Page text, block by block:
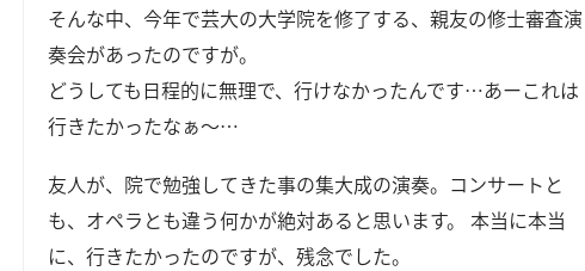
そんな中、今年で芸大の大学院を修了する、親友の修士審査演
奏会があったのですが。
どうしても日程的に無理で、行けなかったんです…あーこれは
行きたかったなぁ～…
友人が、院で勉強してきた事の集大成の演奏。コンサートと
も、オペラとも違う何かが絶対あると思います。 本当に本当
に、行きたかったのですが、残念でした。